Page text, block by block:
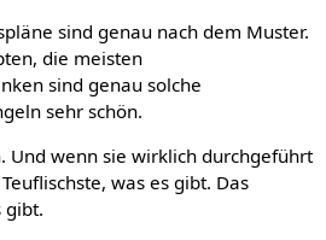
sind genau nach dem Muster.
die meisten
sind genau solche
sehr schön.
Und wenn sie wirklich durchgeführt
was es gibt. Das
gibt.